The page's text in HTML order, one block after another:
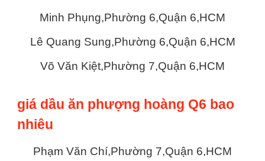
Minh Phụng,Phường 6,Quận 6,HCM
Lê Quang Sung,Phường 6,Quận 6,HCM
Võ Văn Kiệt,Phường 7,Quận 6,HCM
giá dầu ăn phượng hoàng Q6 bao
nhiêu
Phạm Văn Chí,Phường 7,Quận 6,HCM